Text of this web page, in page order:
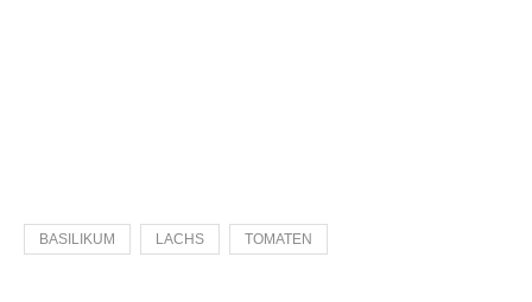
BASILIKUM LACHS TOMATEN